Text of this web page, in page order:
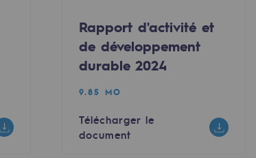
Rapport d'activité et
de développement
durable 2024
9.85 MO
Télécharger le
document